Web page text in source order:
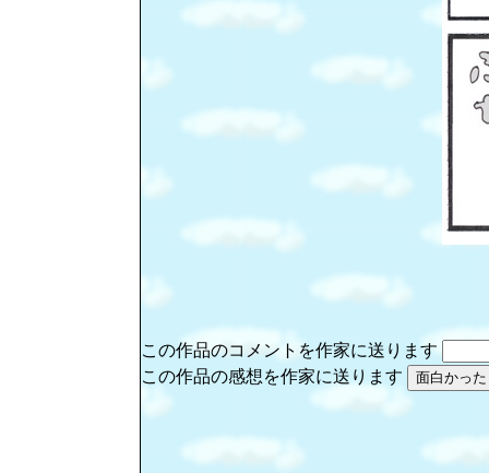
この作品のコメントを作家に送ります
この作品の感想を作家に送ります